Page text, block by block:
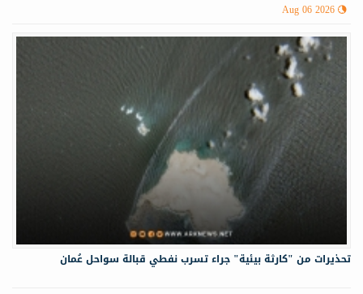
Aug 06 2026
تحذيرات من "كارثة بيئية" جراء تسرب نفطي قبالة سواحل عُمان